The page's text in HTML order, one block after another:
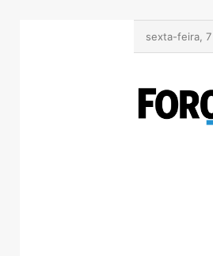
sexta-feira,